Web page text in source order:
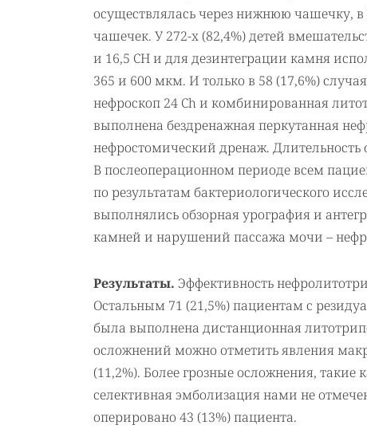
осуществлялась через нижнюю чашечку,
чашечек. У 272-х (82,4%) детей
и 16,5 СН и для дезинтеграции камня
365 и 600 мкм. И только в 58 (17,6%)
нефроскоп 24 Ch и комбинированная
выполнена бездренажная перкутанная
нефростомический дренаж. Длительность
В послеоперационном периоде всем
по результатам бактериологического
выполнялись обзорная урография и
камней и нарушений пассажа мочи –
Результаты. Эффективность
Остальным 71 (21,5%) пациентам с
была выполнена дистанционная
осложнений можно отметить явления
(11,2%). Более грозные осложнения,
селективная эмболизация нами не
оперировано 43 (13%) пациента.